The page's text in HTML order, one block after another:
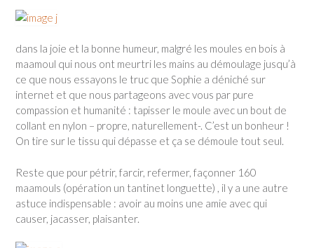
dans la joie et la bonne humeur, malgré les moules en bois à
maamoul qui nous ont meurtri les mains au démoulage jusqu’à
ce que nous essayons le truc que Sophie a déniché sur
internet et que nous partageons avec vous par pure
compassion et humanité : tapisser le moule avec un bout de
collant en nylon – propre, naturellement-. C’est un bonheur !
On tire sur le tissu qui dépasse et ça se démoule tout seul.
Reste que pour pétrir, farcir, refermer, façonner 160
maamouls (opération un tantinet longuette) , il y a une autre
astuce indispensable : avoir au moins une amie avec qui
causer, jacasser, plaisanter.